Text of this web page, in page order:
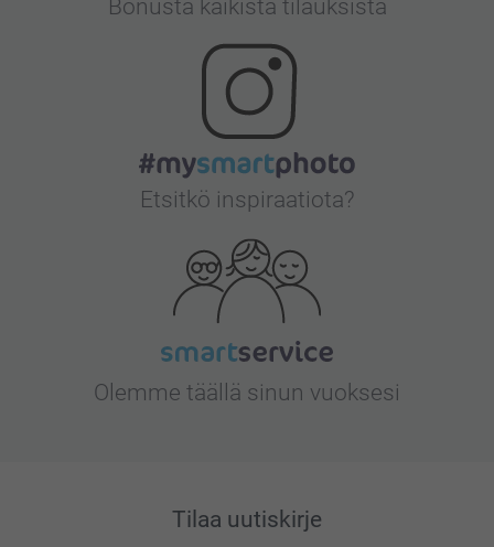
Bonusta kaikista tilauksista
Etsitkö inspiraatiota?
Olemme täällä sinun vuoksesi
Tilaa uutiskirje